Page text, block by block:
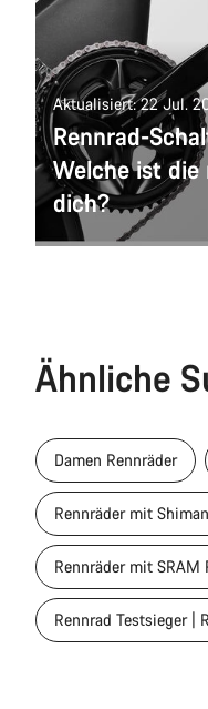
Aktualisiert: 22 Jul.
Rennrad-
Welche ist
dich?
Ähnliche
Damen Rennräder
Rennräder mit
Rennräder mit SRAM
Rennrad Testsieger |